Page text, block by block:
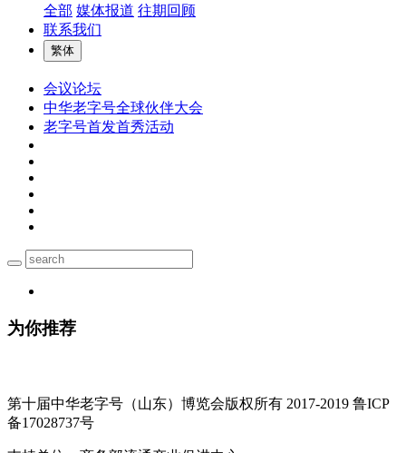
全部 媒体报道 往期回顾
联系我们
繁体
会议论坛
中华老字号全球伙伴大会
老字号首发首秀活动
为你推荐
第十届中华老字号（山东）博览会版权所有 2017-2019 鲁ICP
备17028737号